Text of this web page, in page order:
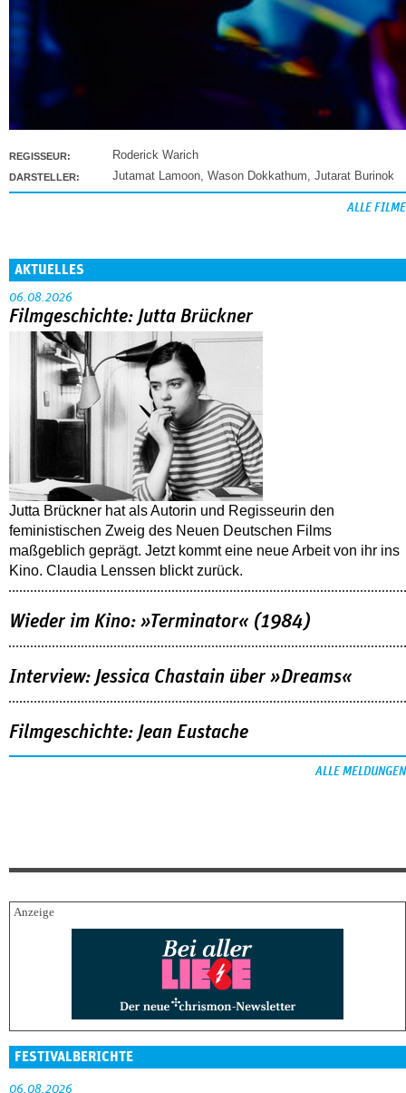
REGISSEUR: Roderick Warich
DARSTELLER: Jutamat Lamoon, Wason Dokkathum, Jutarat Burinok
ALLE FILME
AKTUELLES
06.08.2026
Filmgeschichte: Jutta Brückner
Jutta Brückner hat als Autorin und Regisseurin den
feministischen Zweig des Neuen Deutschen Films
maßgeblich geprägt. Jetzt kommt eine neue Arbeit von ihr ins
Kino. Claudia Lenssen blickt zurück.
Wieder im Kino: »Terminator« (1984)
Interview: Jessica Chastain über »Dreams«
Filmgeschichte: Jean Eustache
ALLE MELDUNGEN
FESTIVALBERICHTE
06.08.2026